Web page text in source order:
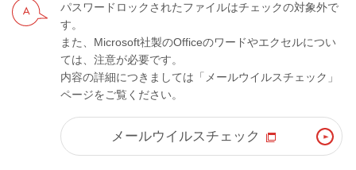
パスワードロックされたファイルはチェックの対象外で
す。
また、Microsoft社製のOfficeのワードやエクセルについ
ては、注意が必要です。
内容の詳細につきましては「メールウイルスチェック」
ページをご覧ください。
メールウイルスチェック